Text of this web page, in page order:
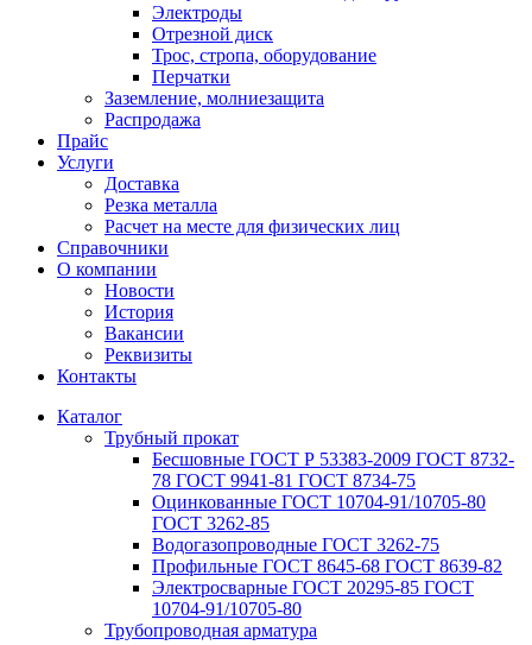
Электроды
Отрезной диск
Трос, стропа, оборудование
Перчатки
Заземление, молниезащита
Распродажа
Прайс
Услуги
Доставка
Резка металла
Расчет на месте для физических лиц
Справочники
О компании
Новости
История
Вакансии
Реквизиты
Контакты
Каталог
Трубный прокат
Беcшовные ГОСТ Р 53383-2009 ГОСТ 8732-
78 ГОСТ 9941-81 ГОСТ 8734-75
Оцинкованные ГОСТ 10704-91/10705-80
ГОСТ 3262-85
Водогазопроводные ГОСТ 3262-75
Профильные ГОСТ 8645-68 ГОСТ 8639-82
Электросварные ГОСТ 20295-85 ГОСТ
10704-91/10705-80
Трубопроводная арматура